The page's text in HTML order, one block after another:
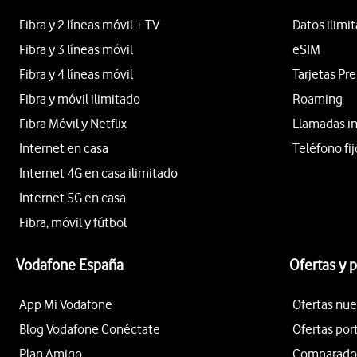
Fibra y 2 líneas móvil + TV
Fibra y 3 líneas móvil
Fibra y 4 líneas móvil
Fibra y móvil ilimitado
Fibra Móvil y Netflix
Internet en casa
Internet 4G en casa ilimitado
Internet 5G en casa
Fibra, móvil y fútbol
Datos
eSIM
Tarjetas
Roaming
Llamadas
Teléfono
Vodafone España
App Mi Vodafone
Blog Vodafone Conéctate
Plan Amigo
Ofertas y
Ofertas
Ofertas